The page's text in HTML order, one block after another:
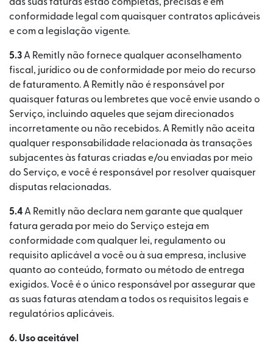
conformidade legal com quaisquer contratos aplicáveis
e com a legislação vigente.
5.3 A Remitly não fornece qualquer aconselhamento
fiscal, jurídico ou de conformidade por meio do recurso
de faturamento. A Remitly não é responsável por
quaisquer faturas ou lembretes que você envie usando o
Serviço, incluindo aqueles que sejam direcionados
incorretamente ou não recebidos. A Remitly não aceita
qualquer responsabilidade relacionada às transações
subjacentes às faturas criadas e/ou enviadas por meio
do Serviço, e você é responsável por resolver quaisquer
disputas relacionadas.
5.4 A Remitly não declara nem garante que qualquer
fatura gerada por meio do Serviço esteja em
conformidade com qualquer lei, regulamento ou
requisito aplicável a você ou à sua empresa, inclusive
quanto ao conteúdo, formato ou método de entrega
exigidos. Você é o único responsável por assegurar que
as suas faturas atendam a todos os requisitos legais e
regulatórios aplicáveis.
6. Uso aceitável